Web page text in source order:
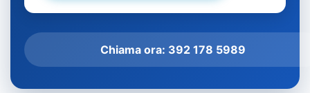
Chiama ora: 392 178 5989